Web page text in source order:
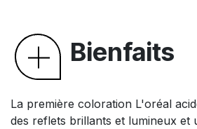
Bienfaits
La première coloration L'oréal
des reflets brillants et lumineux et